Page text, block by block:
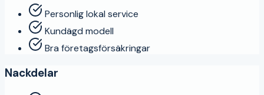
Personlig lokal service
Kundägd modell
Bra företagsförsäkringar
Nackdelar